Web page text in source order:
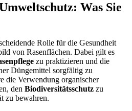
Was Sie
Rolle für die Gesundheit
von Rasenflächen. Dabei gilt es
zu praktizieren und die
Düngemittel sorgfältig zu
die Verwendung organischer
den Biodiversitätsschutz zu
zu bewahren.